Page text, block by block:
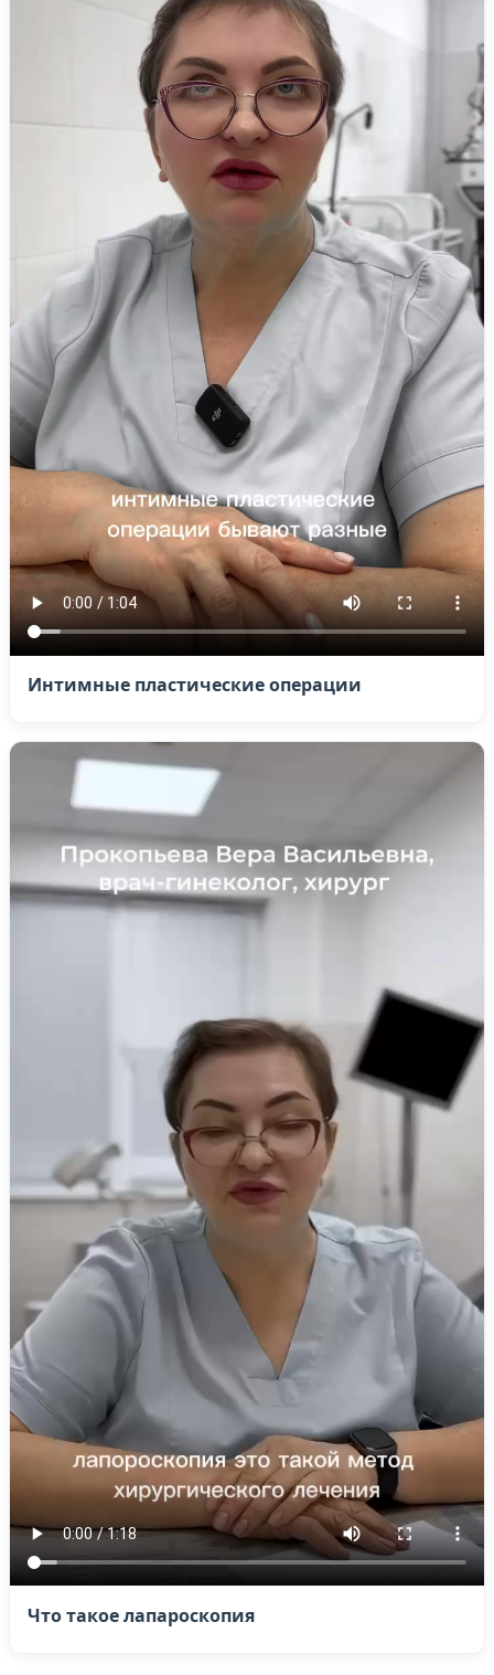
Интимные пластические операции
Что такое лапароскопия